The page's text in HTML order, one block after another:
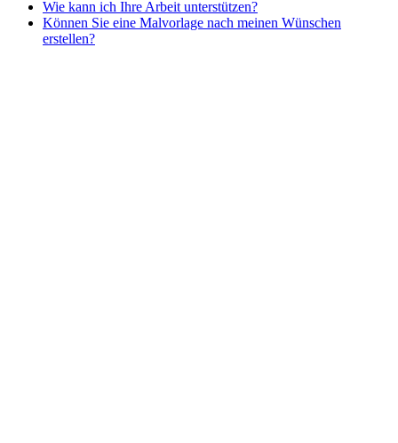
Nezaradené
Unkategorisiert
Wie kann ich Ihre Arbeit unterstützen?
Können Sie eine Malvorlage nach meinen Wünschen
erstellen?